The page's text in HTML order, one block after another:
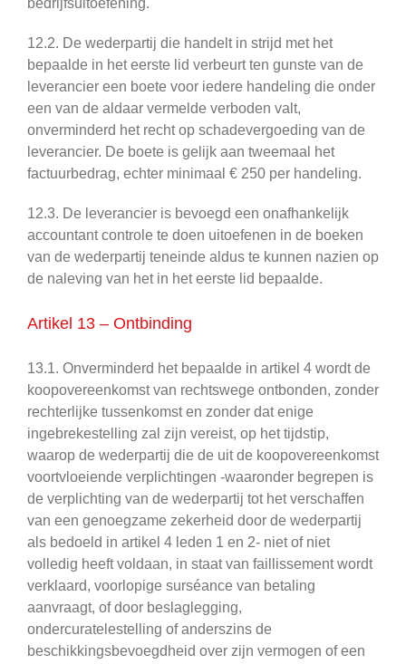
bedrijfsuitoefening.
12.2. De wederpartij die handelt in strijd met het
bepaalde in het eerste lid verbeurt ten gunste van de
leverancier een boete voor iedere handeling die onder
een van de aldaar vermelde verboden valt,
onverminderd het recht op schadevergoeding van de
leverancier. De boete is gelijk aan tweemaal het
factuurbedrag, echter minimaal € 250 per handeling.
12.3. De leverancier is bevoegd een onafhankelijk
accountant controle te doen uitoefenen in de boeken
van de wederpartij teneinde aldus te kunnen nazien op
de naleving van het in het eerste lid bepaalde.
Artikel 13 – Ontbinding
13.1. Onverminderd het bepaalde in artikel 4 wordt de
koopovereenkomst van rechtswege ontbonden, zonder
rechterlijke tussenkomst en zonder dat enige
ingebrekestelling zal zijn vereist, op het tijdstip,
waarop de wederpartij die de uit de koopovereenkomst
voortvloeiende verplichtingen -waaronder begrepen is
de verplichting van de wederpartij tot het verschaffen
van een genoegzame zekerheid door de wederpartij
als bedoeld in artikel 4 leden 1 en 2- niet of niet
volledig heeft voldaan, in staat van faillissement wordt
verklaard, voorlopige surséance van betaling
aanvraagt, of door beslaglegging,
ondercuratelestelling of anderszins de
beschikkingsbevoegdheid over zijn vermogen of een